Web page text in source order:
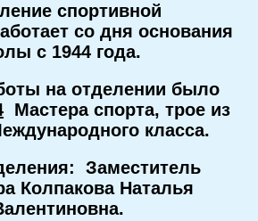
спортивной
со дня основания
с 1944 года.
на отделении было
Мастера спорта, трое из
класса.
Заместитель
Колпакова Наталья